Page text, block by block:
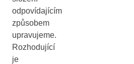
odpovídajícím
způsobem
upravujeme.
Rozhodující
je